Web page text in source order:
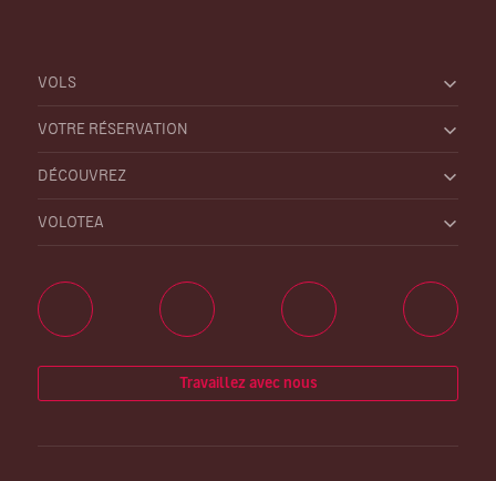
VOLS
VOTRE RÉSERVATION
DÉCOUVREZ
VOLOTEA
Travaillez avec nous